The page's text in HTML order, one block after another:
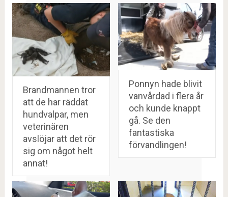
Brandmannen tror
att de har räddat
hundvalpar, men
veterinären
avslöjar att det rör
sig om något helt
annat!
Ponnyn hade blivit
vanvårdad i flera år
och kunde knappt
gå. Se den
fantastiska
förvandlingen!